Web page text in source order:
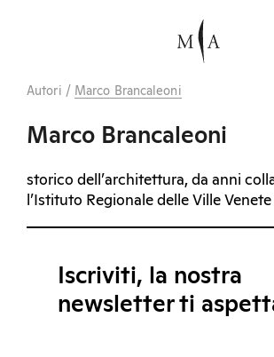
Autori / Marco Brancaleoni
Marco Brancaleoni
storico dell’architettura, da anni
l’Istituto Regionale delle Ville Venete
Iscriviti, la nostra
newsletter ti